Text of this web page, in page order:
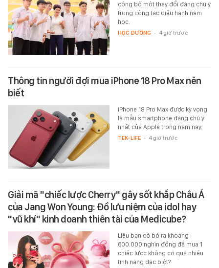
công bố một thay đổi đáng chú ý
trong công tác điều hành năm
học.
HỌC ĐƯỜNG - 4 giờ trước
Thông tin người đợi mua iPhone 18 Pro Max nên
biết
iPhone 18 Pro Max được kỳ vọng
là mẫu smartphone đáng chú ý
nhất của Apple trong năm nay.
TEK-LIFE - 4 giờ trước
Giải mã "chiếc lược Cherry" gây sốt khắp Châu Á
của Jang Won Young: Đồ lưu niệm của idol hay
"vũ khí" kinh doanh thiên tài của Medicube?
Liệu bạn có bỏ ra khoảng
600.000 nghìn đồng để mua 1
chiếc lược không có quá nhiều
tính năng đặc biệt?